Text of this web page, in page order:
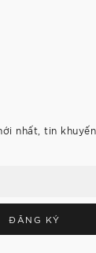
nhất, tin
ĐĂNG KÝ